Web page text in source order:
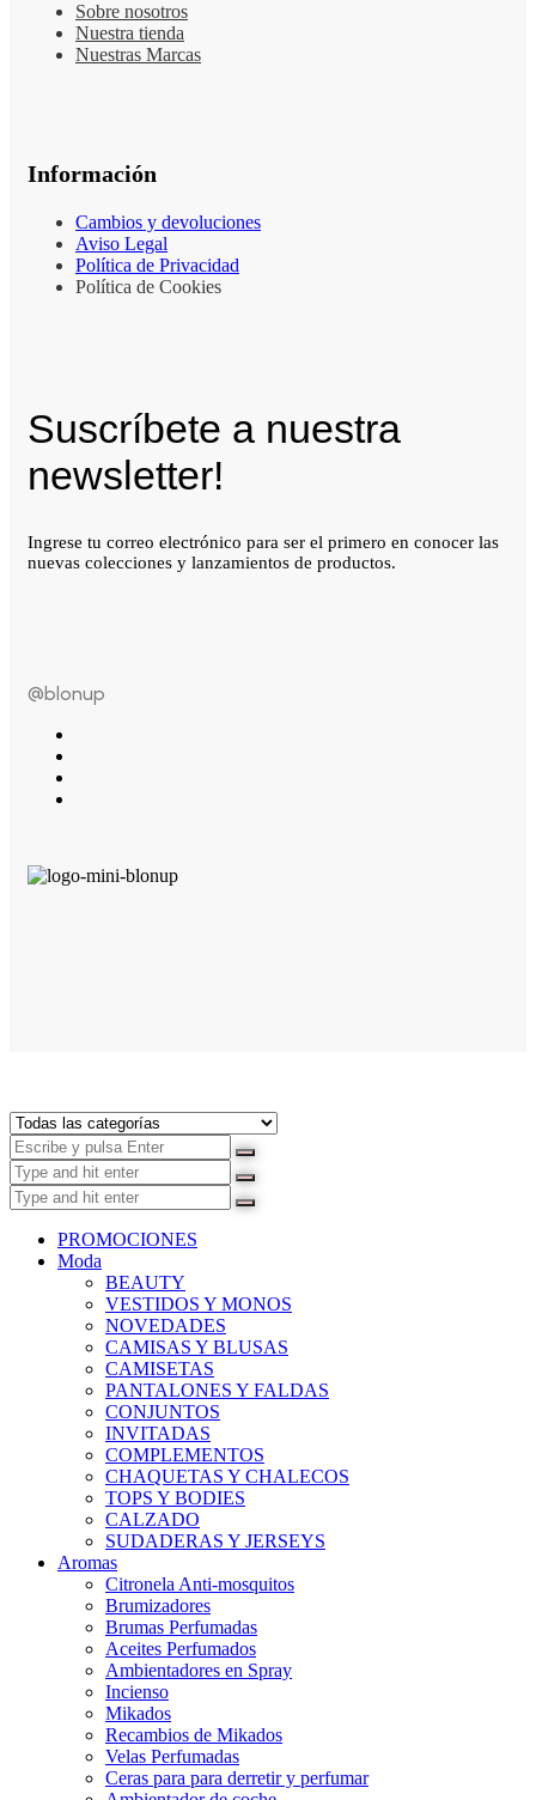
Sobre nosotros
Nuestra tienda
Nuestras Marcas
Información
Cambios y devoluciones
Aviso Legal
Política de Privacidad
Política de Cookies
Suscríbete a nuestra
newsletter!
Ingrese tu correo electrónico para ser el primero en conocer las
nuevas colecciones y lanzamientos de productos.
@blonup
PROMOCIONES
Moda
BEAUTY
VESTIDOS Y MONOS
NOVEDADES
CAMISAS Y BLUSAS
CAMISETAS
PANTALONES Y FALDAS
CONJUNTOS
INVITADAS
COMPLEMENTOS
CHAQUETAS Y CHALECOS
TOPS Y BODIES
CALZADO
SUDADERAS Y JERSEYS
Aromas
Citronela Anti-mosquitos
Brumizadores
Brumas Perfumadas
Aceites Perfumados
Ambientadores en Spray
Incienso
Mikados
Recambios de Mikados
Velas Perfumadas
Ceras para para derretir y perfumar